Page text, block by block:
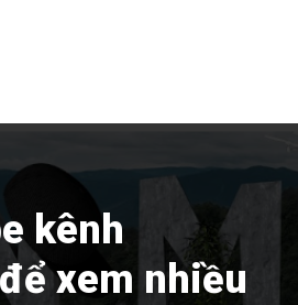
kênh
xem nhiều